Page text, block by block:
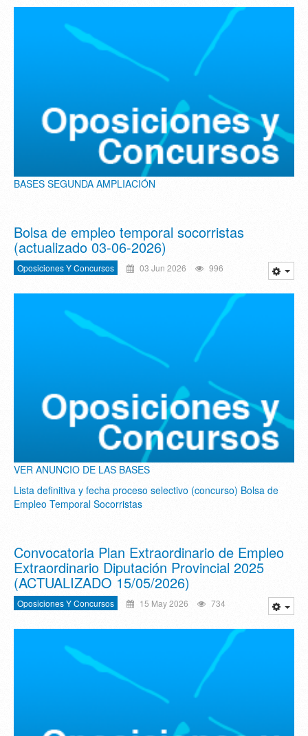
BASES SEGUNDA AMPLIACIÓN
Bolsa de empleo temporal socorristas
(actualizado 03-06-2026)
Oposiciones Y Concursos 03 Jun 2026 996
VER ANUNCIO DE LAS BASES
Lista definitiva y fecha proceso selectivo (concurso) Bolsa de
Empleo Temporal Socorristas
Convocatoria Plan Extraordinario de Empleo
Extraordinario Diputación Provincial 2025
(ACTUALIZADO 15/05/2026)
Oposiciones Y Concursos 15 May 2026 734